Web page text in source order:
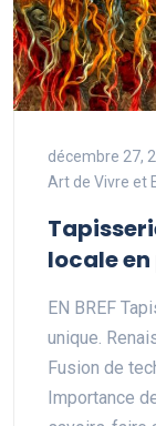
décembre 27,
Art de Vivre et
locale
EN BREF
unique.
Fusion de
Importance